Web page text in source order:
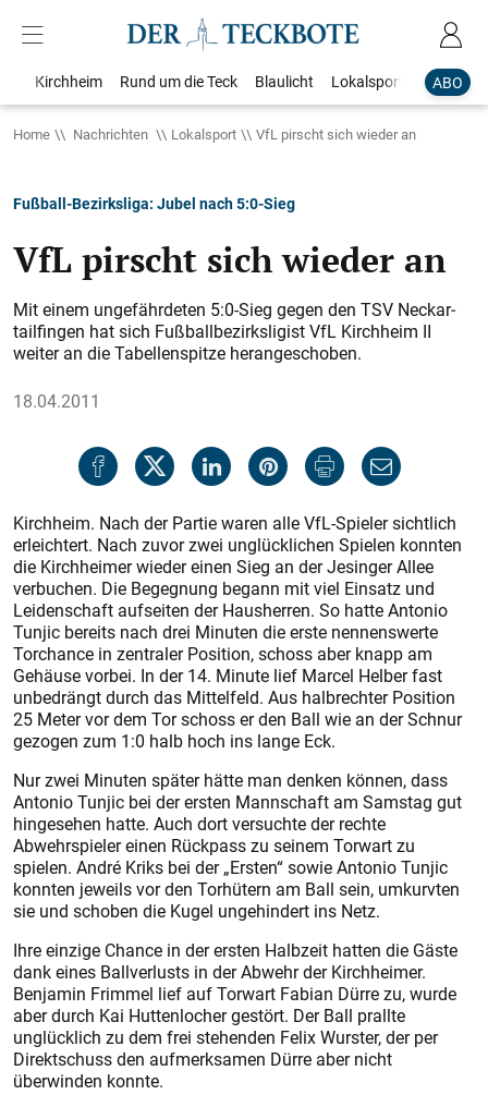
ABO
Kirchheim Rund um die Teck Blaulicht Lokalsport
Home Nachrichten Lokalsport VfL pirscht sich wieder an
Fußball-Bezirksliga: Jubel nach 5:0-Sieg
VfL pirscht sich wieder an
Mit einem ungefährdeten 5:0-Sieg gegen den TSV Neckar­
tailfingen hat sich Fußballbezirksligist VfL Kirchheim II
weiter an die Tabellenspitze herangeschoben.
18.04.2011
Kirchheim. Nach der Partie waren alle VfL-Spieler sichtlich
erleichtert. Nach zuvor zwei unglücklichen Spielen konnten
die Kirchheimer wieder einen Sieg an der Jesinger Allee
verbuchen. Die Begegnung begann mit viel Einsatz und
Leidenschaft aufseiten der Hausherren. So hatte Antonio
Tunjic bereits nach drei Minuten die erste nennenswerte
Torchance in zentraler Position, schoss aber knapp am
Gehäuse vorbei. In der 14. Minute lief Marcel Helber fast
unbedrängt durch das Mittelfeld. Aus halbrechter Position
25 Meter vor dem Tor schoss er den Ball wie an der Schnur
gezogen zum 1:0 halb hoch ins lange Eck.
Nur zwei Minuten später hätte man denken können, dass
Antonio Tunjic bei der ersten Mannschaft am Samstag gut
hingesehen hatte. Auch dort versuchte der rechte
Abwehrspieler einen Rückpass zu seinem Torwart zu
spielen. André Kriks bei der „Ersten“ sowie Antonio Tunjic
konnten jeweils vor den Torhütern am Ball sein, umkurvten
sie und schoben die Kugel ungehindert ins Netz.
Ihre einzige Chance in der ersten Halbzeit hatten die Gäste
dank eines Ballverlusts in der Abwehr der Kirchheimer.
Benjamin Frimmel lief auf Torwart Fabian Dürre zu, wurde
aber durch Kai Huttenlocher gestört. Der Ball prallte
unglücklich zu dem frei stehenden Felix Wurster, der per
Direktschuss den aufmerksamen Dürre aber nicht
überwinden konnte.